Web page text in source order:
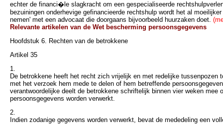
echter de financi�le slagkracht om een gespecialiseerde
bezuiningen onderhevige gefinancieerde rechtshulp wordt het al
nemen' met een advocaat die doorgaans bijvoorbeeld huurzaken doet.
Relevante artikelen van de Wet bescherming persoonsgegevens
Hoofdstuk 6. Rechten van de betrokkene
Artikel 35
1.
De betrokkene heeft het recht zich vrijelijk en met redelijke tussenpozen
met het verzoek hem mede te delen of hem betreffende
verantwoordelijke deelt de betrokkene schriftelijk binnen vier weken mee
persoonsgegevens worden verwerkt.
2.
Indien zodanige gegevens worden verwerkt, bevat de mededeling een